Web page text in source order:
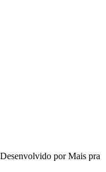
por Mais pra